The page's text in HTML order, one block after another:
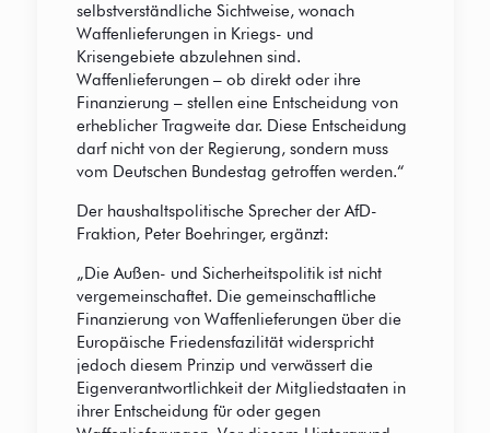
selbstverständliche Sichtweise, wonach
Waffenlieferungen in Kriegs- und
Krisengebiete abzulehnen sind.
Waffenlieferungen – ob direkt oder ihre
Finanzierung – stellen eine Entscheidung von
erheblicher Tragweite dar. Diese Entscheidung
darf nicht von der Regierung, sondern muss
vom Deutschen Bundestag getroffen werden.“
Der haushaltspolitische Sprecher der AfD-
Fraktion, Peter Boehringer, ergänzt:
„Die Außen- und Sicherheitspolitik ist nicht
vergemeinschaftet. Die gemeinschaftliche
Finanzierung von Waffenlieferungen über die
Europäische Friedensfazilität widerspricht
jedoch diesem Prinzip und verwässert die
Eigenverantwortlichkeit der Mitgliedstaaten in
ihrer Entscheidung für oder gegen